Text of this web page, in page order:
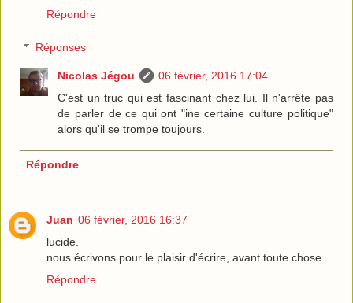
Répondre
Réponses
Nicolas Jégou
06 février, 2016 17:04
C'est un truc qui est fascinant chez lui. Il n'arrête pas
de parler de ce qui ont "ine certaine culture politique"
alors qu'il se trompe toujours.
Répondre
Juan 06 février, 2016 16:37
lucide.
nous écrivons pour le plaisir d'écrire, avant toute chose.
Répondre